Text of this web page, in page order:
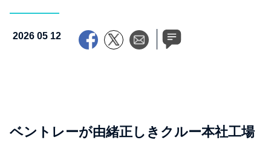
2026 05 12
ベントレーが由緒正しきクルー本社工場